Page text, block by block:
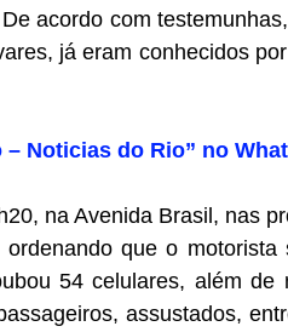
acordo com
já eram conhecidos
Noticias do Rio” no
na Avenida Brasil, nas
que o
54 celulares, além de
assustados,